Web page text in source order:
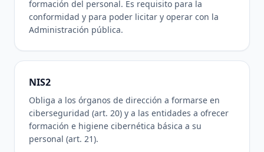
formación del personal. Es requisito para la
conformidad y para poder licitar y operar con la
Administración pública.
NIS2
Obliga a los órganos de dirección a formarse en
ciberseguridad (art. 20) y a las entidades a ofrecer
formación e higiene cibernética básica a su
personal (art. 21).